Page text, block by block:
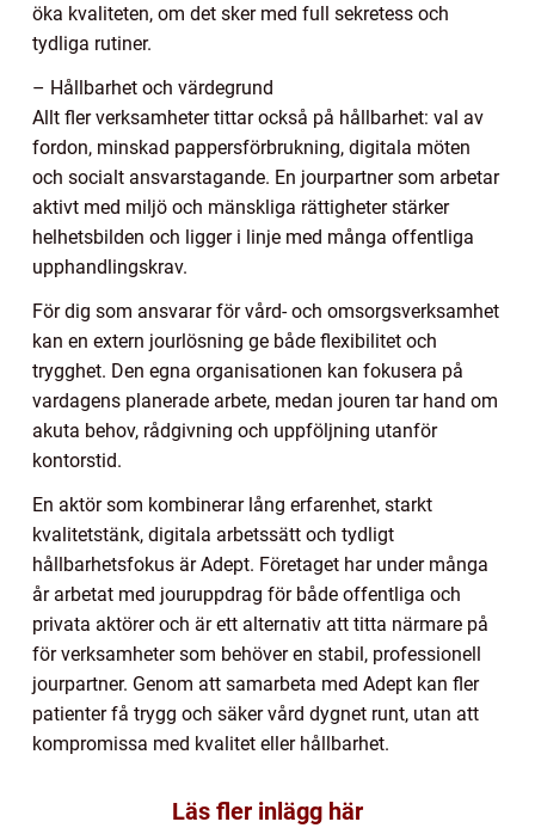
öka kvaliteten, om det sker med full sekretess och
tydliga rutiner.
– Hållbarhet och värdegrund
Allt fler verksamheter tittar också på hållbarhet: val av
fordon, minskad pappersförbrukning, digitala möten
och socialt ansvarstagande. En jourpartner som arbetar
aktivt med miljö och mänskliga rättigheter stärker
helhetsbilden och ligger i linje med många offentliga
upphandlingskrav.
För dig som ansvarar för vård- och omsorgsverksamhet
kan en extern jourlösning ge både flexibilitet och
trygghet. Den egna organisationen kan fokusera på
vardagens planerade arbete, medan jouren tar hand om
akuta behov, rådgivning och uppföljning utanför
kontorstid.
En aktör som kombinerar lång erfarenhet, starkt
kvalitetstänk, digitala arbetssätt och tydligt
hållbarhetsfokus är Adept. Företaget har under många
år arbetat med jouruppdrag för både offentliga och
privata aktörer och är ett alternativ att titta närmare på
för verksamheter som behöver en stabil, professionell
jourpartner. Genom att samarbeta med Adept kan fler
patienter få trygg och säker vård dygnet runt, utan att
kompromissa med kvalitet eller hållbarhet.
Läs fler inlägg här